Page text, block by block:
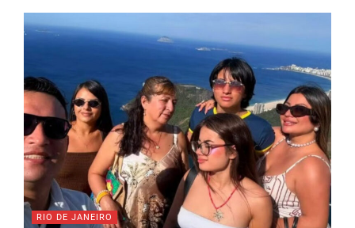
RIO DE JANEIRO